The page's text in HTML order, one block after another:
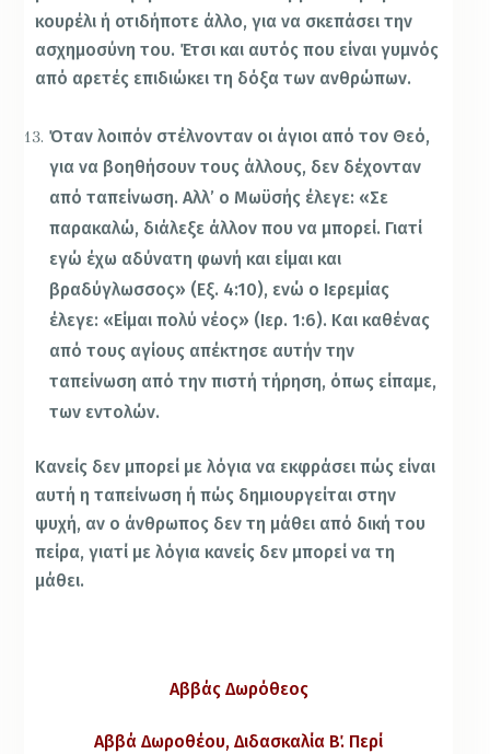
κουρέλι ή οτιδήποτε άλλο, για να σκεπάσει την
ασχημοσύνη του. Έτσι και αυτός που είναι γυμνός
από αρετές επιδιώκει τη δόξα των ανθρώπων.
Όταν λοιπόν στέλνονταν οι άγιοι από τον Θεό,
για να βοηθήσουν τους άλλους, δεν δέχονταν
από ταπείνωση. Αλλ’ ο Μωϋσής έλεγε: «Σε
παρακαλώ, διάλεξε άλλον που να μπορεί. Γιατί
εγώ έχω αδύνατη φωνή και είμαι και
βραδύγλωσσος» (Εξ. 4:10), ενώ ο Ιερεμίας
έλεγε: «Είμαι πολύ νέος» (Ιερ. 1:6). Και καθένας
από τους αγίους απέκτησε αυτήν την
ταπείνωση από την πιστή τήρηση, όπως είπαμε,
των εντολών.
Κανείς δεν μπορεί με λόγια να εκφράσει πώς είναι
αυτή η ταπείνωση ή πώς δημιουργείται στην
ψυχή, αν ο άνθρωπος δεν τη μάθει από δική του
πείρα, γιατί με λόγια κανείς δεν μπορεί να τη
μάθει.
Αββάς Δωρόθεος
Αββά Δωροθέου, Διδασκαλία Β΄. Περί